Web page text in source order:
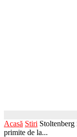
Acasă Stiri Stoltenberg
primite de la...